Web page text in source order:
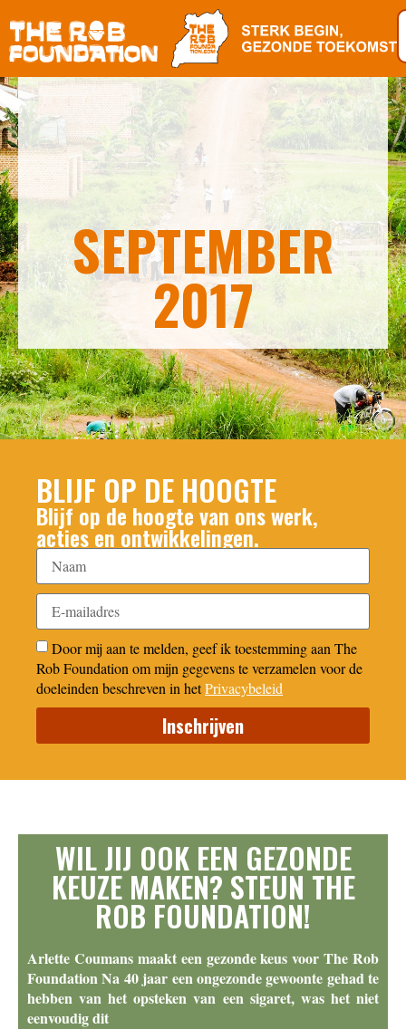
SEPTEMBER
2017
BLIJF OP DE HOOGTE
Blijf op de hoogte van ons werk,
acties en ontwikkelingen.
Door mij aan te melden, geef ik toestemming aan The
Rob Foundation om mijn gegevens te verzamelen voor de
doeleinden beschreven in hetPrivacybeleid
Inschrijven
WIL JIJ OOK EEN GEZONDE
KEUZE MAKEN? STEUN THE
ROB FOUNDATION!
Arlette Coumans maakt een gezonde keus voor The Rob
Foundation Na 40 jaar een ongezonde gewoonte gehad te
hebben van het opsteken van een sigaret, was het niet
eenvoudig dit